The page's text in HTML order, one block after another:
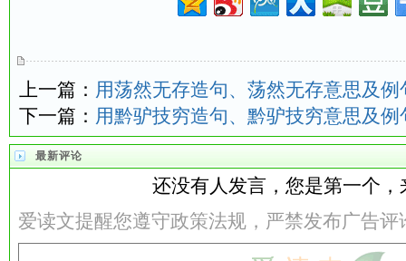
上一篇： 用荡然无存造句、荡然无存意思及例
下一篇： 用黔驴技穷造句、黔驴技穷意思及例
最新评论
还没有人发言，您是第一个，
爱读文提醒您遵守政策法规，严禁发布广告评